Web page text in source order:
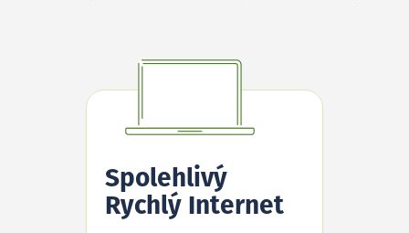
Spolehlivý
Rychlý Internet